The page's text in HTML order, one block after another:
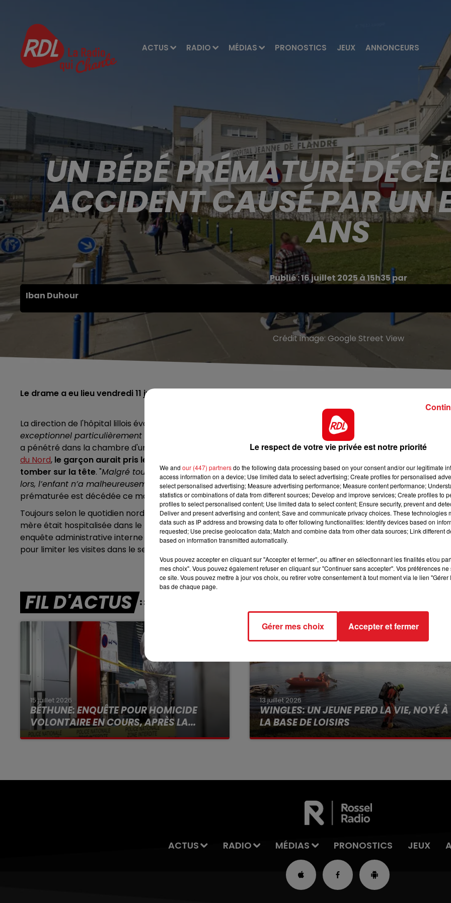
ACTUS RADIO MÉDIAS PRONOSTICS JEUX ANNONCEURS
7h00 - 10h00
DEBOUT C'EST L'HEURE RDL & VOUS
UN BÉBÉ PRÉMATURÉ
ACCIDENT CAUSÉ PAR UN
ANS
Publié : 16 juillet 2025 à 15h35 par
Iban Duhour
Crédit image: Google Street View
Le drame a eu lieu vendredi 11 juillet à l'hôpital Jeanne-de-Flandre à Lille.
La direction de l'hôpital lillois évoque, dans un communiqué, " un drame humain" et "un
exceptionnel particulièrement grave et bouleversant".
Vendredi 11 juillet, en fin de matinée, un enfant de 6 ans
a pénétré dans la chambre d'une petite prématurée âgée de 5 jours, et née à 7 mois et demi. D'aprèsla Voix
du Nord, le garçon aurait pris le bébé pour une poupée. Il l'aurait attrapé par la couche avant de le faire
tomber sur la tête. "Malgré tous les efforts des équipes de réanimation engagés aussitôt et menés depuis
lors, l’enfant n’a malheureusement pas pu être sauvée", écrit l'hôpital dans son communiqué. La petite
prématurée est décédée ce mardi en fin de journée.
Toujours selon le quotidien nordiste, cela faisait plusieurs jours que le garçon déambulait dans les couloirs. Sa
mère était hospitalisée dans le même service avec son bébé.Le parquet de Lille a ouvert une enquête. Et une
enquête administrative interne a été ouverte par l’hôpital. Des "mesures strictes" ont été prises également
pour limiter les visites dans le service néonatalogie.
FIL D'ACTUS
15 juillet 2026
BÉTHUNE: ENQUÊTE POUR HOMICIDE
VOLONTAIRE EN COURS, APRÈS LA...
Selon les premiers éléments, le logement
13 juillet 2026
WINGLES: UN JEUNE PERD LA VIE, NOYÉ À
LA BASE DE LOISIRS
La victime a coulé à pic
ACTUS RADIO MÉDIAS PRONOSTICS JEUX
Le respect de votre vie privée est notre priorité
We and our (447) partnersdo the following data processing based on your consent and/or our legitimate
access information on a device; Use limited data to select advertising; Create profiles for personalised
select personalised advertising; Measure advertising performance; Measure content performance;
statistics or combinations of data from different sources; Develop and improve services; Create profiles to
profiles to select personalised content; Use limited data to select content; Ensure security, prevent and
Deliver and present advertising and content; Save and communicate privacy choices. These technologies
data such as IP address and browsing data to offer following functionalities: Identify devices based on
requested; Use precise geolocation data; Match and combine data from other data sources; Link different
based on information transmitted automatically.
Vous pouvez accepter en cliquant sur "Accepter et fermer", ou affiner en sélectionnant les finalités et/ou
mes choix". Vous pouvez également refuser en cliquant sur "Continuer sans accepter". Vos préférences
ce site. Vous pouvez mettre à jour vos choix, ou retirer votre consentement à tout moment via le lien
bas de chaque page.
Gérer mes choix Accepter et fermer